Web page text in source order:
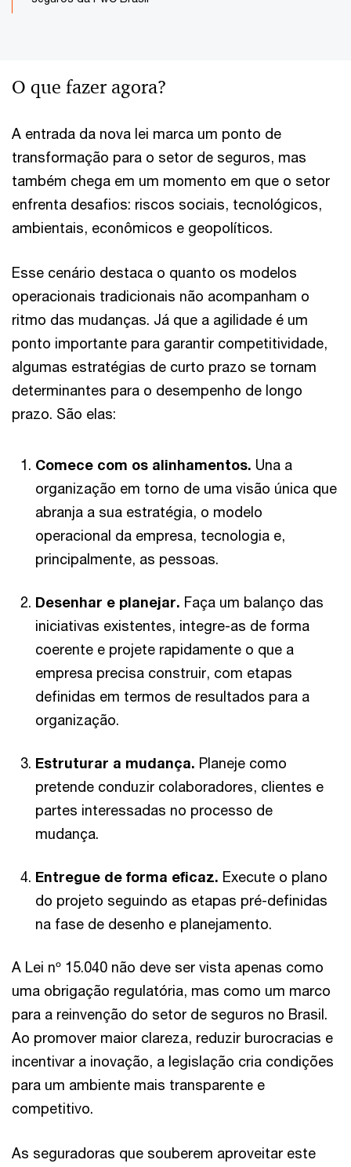
O que fazer agora?
A entrada da nova lei marca um ponto de
transformação para o setor de seguros, mas
também chega em um momento em que o setor
enfrenta desafios: riscos sociais, tecnológicos,
ambientais, econômicos e geopolíticos.
Esse cenário destaca o quanto os modelos
operacionais tradicionais não acompanham o
ritmo das mudanças. Já que a agilidade é um
ponto importante para garantir competitividade,
algumas estratégias de curto prazo se tornam
determinantes para o desempenho de longo
prazo. São elas:
Comece com os alinhamentos. Una a
organização em torno de uma visão única que
abranja a sua estratégia, o modelo
operacional da empresa, tecnologia e,
principalmente, as pessoas.
Desenhar e planejar. Faça um balanço das
iniciativas existentes, integre-as de forma
coerente e projete rapidamente o que a
empresa precisa construir, com etapas
definidas em termos de resultados para a
organização.
Estruturar a mudança. Planeje como
pretende conduzir colaboradores, clientes e
partes interessadas no processo de
mudança.
Entregue de forma eficaz. Execute o plano
do projeto seguindo as etapas pré-definidas
na fase de desenho e planejamento.
A Lei nº 15.040 não deve ser vista apenas como
uma obrigação regulatória, mas como um marco
para a reinvenção do setor de seguros no Brasil.
Ao promover maior clareza, reduzir burocracias e
incentivar a inovação, a legislação cria condições
para um ambiente mais transparente e
competitivo.
As seguradoras que souberem aproveitar este